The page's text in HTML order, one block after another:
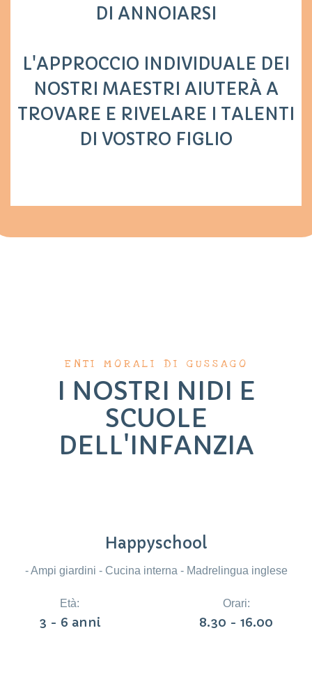
DI ANNOIARSI
L'APPROCCIO INDIVIDUALE DEI
NOSTRI MAESTRI AIUTERÀ A
TROVARE E RIVELARE I TALENTI
DI VOSTRO FIGLIO
ENTI MORALI DI GUSSAGO
I NOSTRI NIDI E
SCUOLE
DELL'INFANZIA
Happyschool
- Ampi giardini - Cucina interna - Madrelingua inglese
Età:
3 - 6 anni
Orari:
8.30 - 16.00